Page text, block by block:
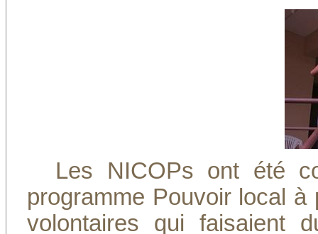
Les NICOPs ont été
programme Pouvoir local à
volontaires qui faisaient